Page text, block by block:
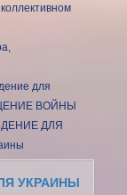
для
ВОЙНЫ
ДЛЯ
УКРАИНЫ